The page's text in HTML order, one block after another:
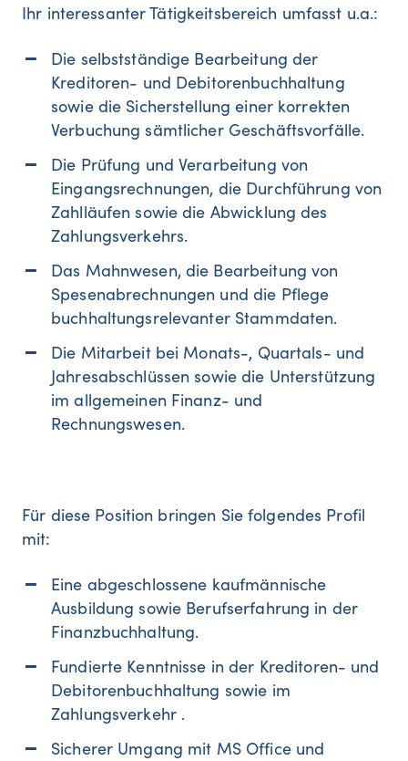
Ihr interessanter Tätigkeitsbereich umfasst u.a.:
Die selbstständige Bearbeitung der
Kreditoren- und Debitorenbuchhaltung
sowie die Sicherstellung einer korrekten
Verbuchung sämtlicher Geschäftsvorfälle.
Die Prüfung und Verarbeitung von
Eingangsrechnungen, die Durchführung von
Zahlläufen sowie die Abwicklung des
Zahlungsverkehrs.
Das Mahnwesen, die Bearbeitung von
Spesenabrechnungen und die Pflege
buchhaltungsrelevanter Stammdaten.
Die Mitarbeit bei Monats-, Quartals- und
Jahresabschlüssen sowie die Unterstützung
im allgemeinen Finanz- und
Rechnungswesen.
Für diese Position bringen Sie folgendes Profil
mit:
Eine abgeschlossene kaufmännische
Ausbildung sowie Berufserfahrung in der
Finanzbuchhaltung.
Fundierte Kenntnisse in der Kreditoren- und
Debitorenbuchhaltung sowie im
Zahlungsverkehr .
Sicherer Umgang mit MS Office und